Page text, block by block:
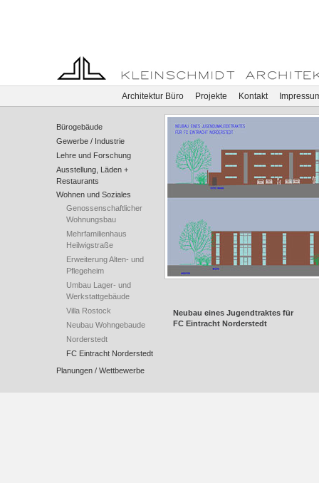
Architektur Büro Projekte Kontakt
Bürogebäude
Gewerbe / Industrie
Lehre und Forschung
Ausstellung, Läden +
Restaurants
Wohnen und Soziales
Genossenschaftlicher
Wohnungsbau
Mehrfamilienhaus
Heilwigstraße
Erweiterung Alten- und
Pflegeheim
Umbau Lager- und
Werkstattgebäude
Villa Rostock
Neubau Wohngebaude
Norderstedt
FC Eintracht Norderstedt
Planungen / Wettbewerbe
Neubau eines Jugendtraktes für
FC Eintracht Norderstedt